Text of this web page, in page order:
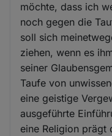
möchte, dass ich
noch gegen die
soll sich
ziehen, wenn es
seiner
Taufe von
eine geistige
ausgeführte
eine Religion prägt